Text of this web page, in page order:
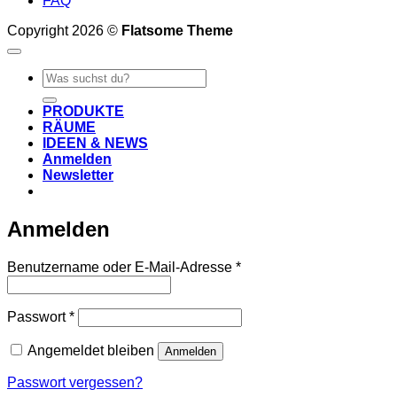
Copyright 2026 © Flatsome Theme
Suche
nach:
PRODUKTE
RÄUME
IDEEN & NEWS
Anmelden
Newsletter
Anmelden
Benutzername oder E-Mail-Adresse *Erforderlich
Passwort*Erforderlich
Angemeldet bleiben Anmelden
Passwort vergessen?